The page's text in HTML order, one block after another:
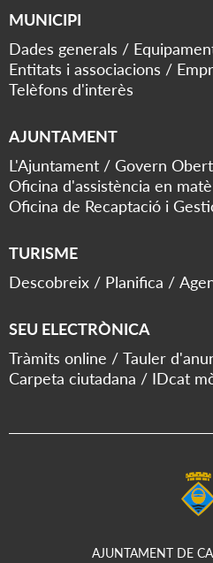
MUNICIPI
Dades generals
Entitats i associacions
Telèfons d'interès
AJUNTAMENT
L'Ajuntament
Govern
Oficina d'assistència en
Oficina de Recaptació i
TURISME
Descobreix
Planifica
SEU ELECTRÒNICA
Tràmits online
Tauler
Carpeta ciutadana
IDcat
AJUNTAMENT DE